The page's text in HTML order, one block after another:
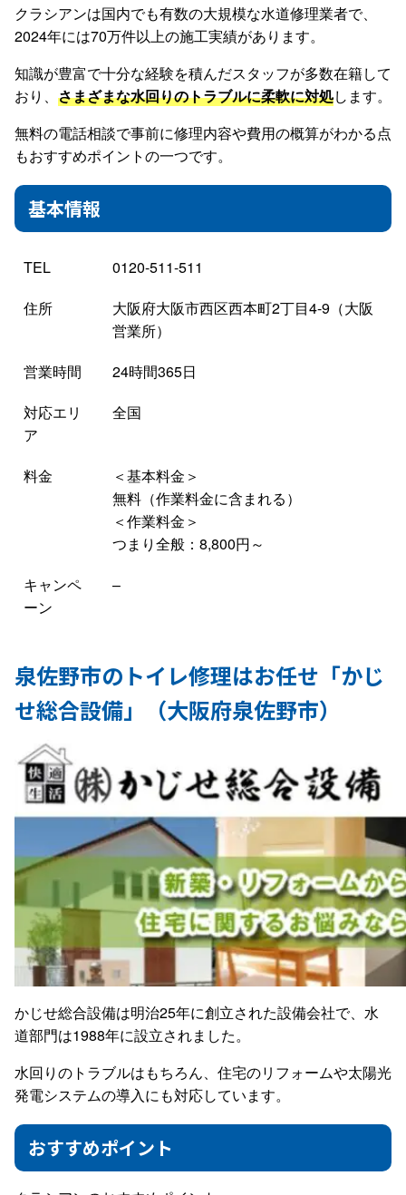
クラシアンは国内でも有数の大規模な水道修理業者で、
2024年には70万件以上の施工実績があります。
知識が豊富で十分な経験を積んだスタッフが多数在籍して
おり、 さまざまな水回りのトラブルに柔軟に対処します。
無料の電話相談で事前に修理内容や費用の概算がわかる点
もおすすめポイントの一つです。
基本情報
TEL
0120-511-511
住所
大阪府大阪市西区西本町2丁目4-9（大阪
営業所）
営業時間
24時間365日
対応エリ
ア
全国
料金
＜基本料金＞
無料（作業料金に含まれる）
＜作業料金＞
つまり全般：8,800円～
キャンペ
ーン
–
泉佐野市のトイレ修理はお任せ「かじ
せ総合設備」（大阪府泉佐野市）
かじせ総合設備は明治25年に創立された設備会社で、水
道部門は1988年に設立されました。
水回りのトラブルはもちろん、住宅のリフォームや太陽光
発電システムの導入にも対応しています。
おすすめポイント